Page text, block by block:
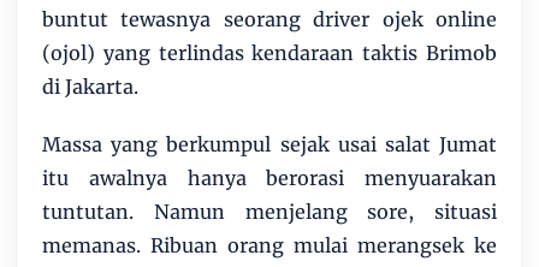
buntut tewasnya seorang driver ojek online
(ojol) yang terlindas kendaraan taktis Brimob
di Jakarta.
Massa yang berkumpul sejak usai salat Jumat
itu awalnya hanya berorasi menyuarakan
tuntutan. Namun menjelang sore, situasi
memanas. Ribuan orang mulai merangsek ke